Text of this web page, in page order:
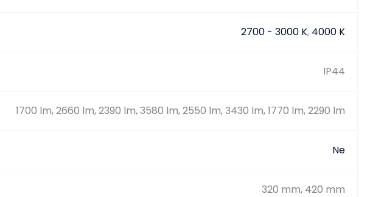
2700 - 3000 K, 4000 K
IP44
1700 lm, 2660 lm, 2390 lm, 3580 lm, 2550 lm, 3430 lm, 1770 lm, 2290 lm
Ne
320 mm, 420 mm